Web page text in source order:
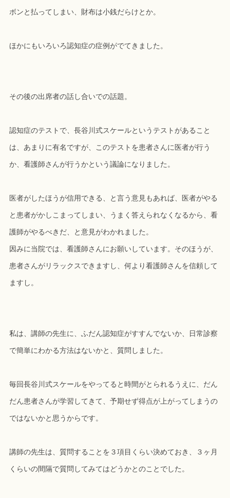
ボンと払ってしまい、財布は小銭だらけとか。
ほかにもいろいろ認知症の症例がでてきました。
その後の出席者の話し合いでの話題。
認知症のテストで、長谷川式スケールというテストがあること
は、あまりに有名ですが、このテストを患者さんに医者が行う
か、看護師さんが行うかという議論になりました。
医者がしたほうが信用できる、と言う意見もあれば、医者がやる
と患者がかしこまってしまい、うまく答えられなくなるから、看
護師がやるべきだ、と意見がわかれました。
因みに当院では、看護師さんにお願いしています。そのほうが、
患者さんがリラックスできますし、何より看護師さんを信頼して
ますし。
私は、講師の先生に、ふだん認知症がすすんでないか、日常診察
で簡単にわかる方法はないかと、質問しました。
毎回長谷川式スケールをやってると時間がとられるうえに、だん
だん患者さんが学習してきて、予期せず得点が上がってしまうの
ではないかと思うからです。
講師の先生は、質問することを３項目くらい決めておき、３ヶ月
くらいの間隔で質問してみてはどうかとのことでした。